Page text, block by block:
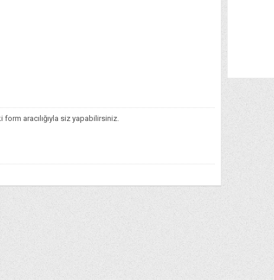
form aracılığıyla siz yapabilirsiniz.